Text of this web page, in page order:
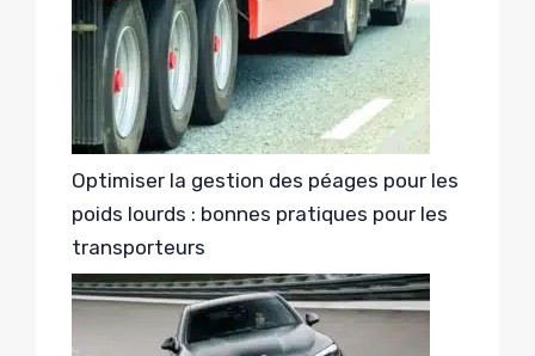
Optimiser la gestion des péages pour les
poids lourds : bonnes pratiques pour les
transporteurs